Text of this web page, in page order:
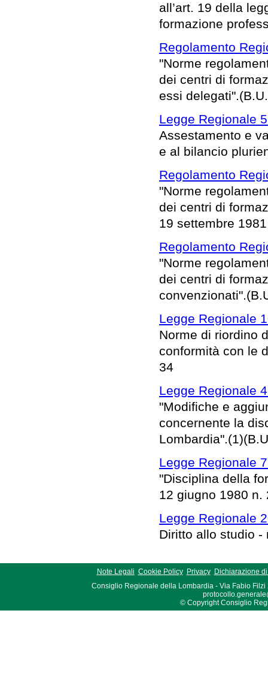
all’art. 19 della
formazione
Regolamento
"Norme
dei centri di
essi
Legge Regionale
Assestamento e
e al bilancio
Regolamento
"Norme
dei centri di
19 settembre
Regolamento
"Norme
dei centri di
Legge Regionale
Norme di riordino
conformità con le
34
Legge Regionale
"Modifiche e
concernente la
Legge Regionale
"Disciplina della
12 giugno 1980 n.
Legge Regionale
Diritto allo studio -
Note Legali Cookie Policy Privacy
Dichiarazione
Consiglio Regionale della Lombardia - Via Fabio Filzi
© Copyright Consiglio